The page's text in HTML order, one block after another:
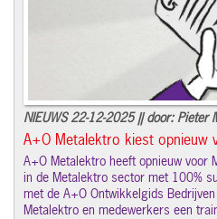
NIEUWS 22-12-2025 || door: Pieter
A+O Metalektro kiest opnieuw
A+O Metalektro heeft opnieuw voor
in de Metalektro sector met 100%
met de A+O Ontwikkelgids
Metalektro en medewerkers een